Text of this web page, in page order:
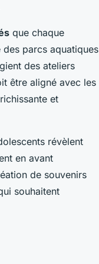
que chaque
parcs aquatiques
des ateliers
être aligné avec les
et
révèlent
en avant
de souvenirs
souhaitent